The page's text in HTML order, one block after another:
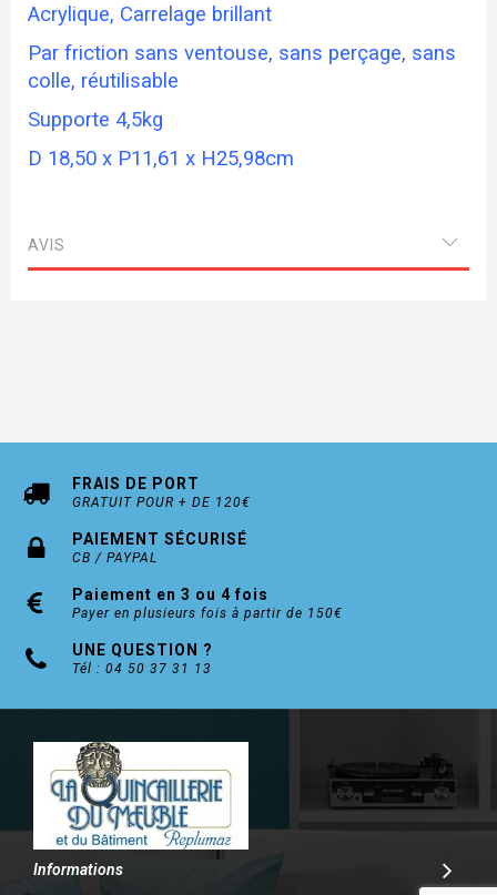
Acrylique, Carrelage brillant
Par friction sans ventouse, sans perçage, sans
colle, réutilisable
Supporte 4,5kg
D 18,50 x P11,61 x H25,98cm
AVIS
FRAIS DE PORT
GRATUIT POUR + DE 120€
PAIEMENT SÉCURISÉ
CB / PAYPAL
Paiement en 3 ou 4 fois
Payer en plusieurs fois à partir de 150€
UNE QUESTION ?
Tél : 04 50 37 31 13
Informations